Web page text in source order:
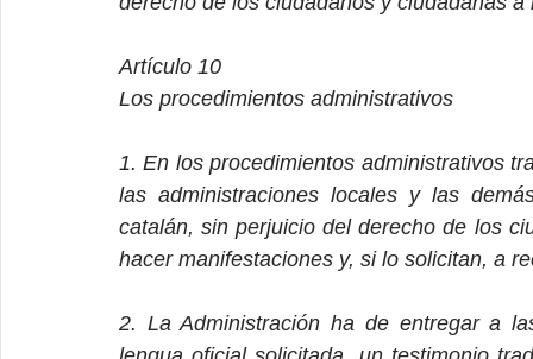
Artículo 10
Los procedimientos administrativos
1. En los procedimientos administrativos
las administraciones locales y las
catalán, sin perjuicio del derecho de los
hacer manifestaciones y, si lo solicitan, a
2. La Administración ha de entregar a